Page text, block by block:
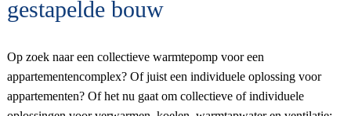
gestapelde bouw
Op zoek naar een collectieve warmtepomp voor een
appartementencomplex? Of juist een individuele oplossing voor
appartementen? Of het nu gaat om collectieve of individuele